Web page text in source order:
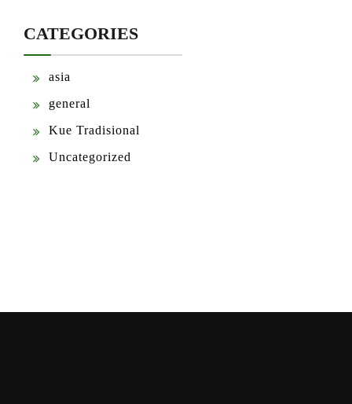
CATEGORIES
asia
general
Kue Tradisional
Uncategorized